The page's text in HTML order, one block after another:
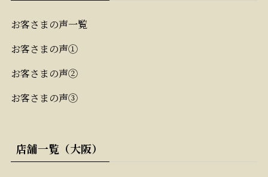
お客さまの声一覧
お客さまの声①
お客さまの声②
お客さまの声③
店舗一覧（大阪）